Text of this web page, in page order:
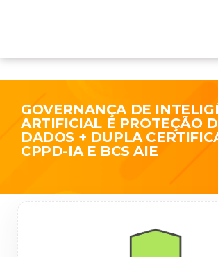
GOVERNANÇA DE
ARTIFICIAL E PROTEÇÃO
DADOS + DUPLA
CPPD-IA E BCS AIE